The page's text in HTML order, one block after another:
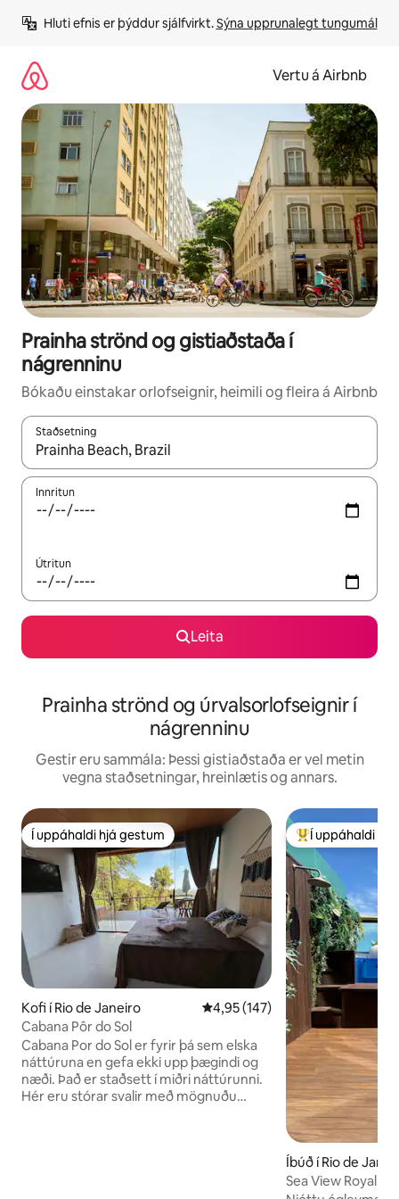
beint
Hluti efnis er þýddur sjálfvirkt. Sýna upprunalegt tungumál
Vertu á Airbnb
Prainha strönd og gistiaðstaða í
nágrenninu
Bókaðu einstakar orlofseignir, heimili og fleira á Airbnb
Staðsetning
Þegar niðurstöður liggja fyrir skaltu nota upp og niður
Innritun
Útritun
Leita
Prainha strönd og úrvalsorlofseignir í
nágrenninu
Gestir eru sammála: Þessi gistiaðstaða er vel metin
vegna staðsetningar, hreinlætis og annars.
Í uppáhaldi hjá gestum
Í uppáhaldi hjá gestum
Kofi í Rio de Janeiro 4,95 af 5 í meðaleinkunn, 147
4,95 (147)
Cabana Pôr do Sol
Cabana Por do Sol er fyrir þá sem elska
náttúruna en gefa ekki upp þægindi og
næði. Það er staðsett í miðri náttúrunni.
Hér eru stórar svalir með mögnuðu
Í mestu
Í uppáhaldi
Íbúð í Rio de
Sea View Royal